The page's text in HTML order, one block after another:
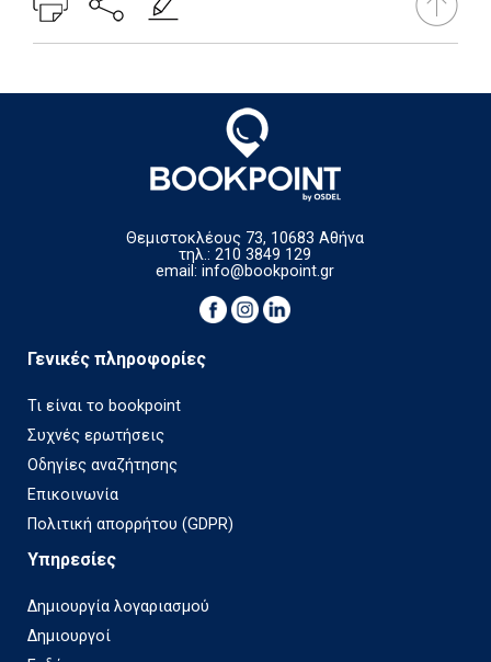
Θεμιστοκλέους 73, 10683 Αθήνα
τηλ.: 210 3849 129
email:info@bookpoint.gr
Γενικές πληροφορίες
Τι είναι το bookpoint
Συχνές ερωτήσεις
Οδηγίες αναζήτησης
Επικοινωνία
Πολιτική απορρήτου (GDPR)
Υπηρεσίες
Δημιουργία λογαριασμού
Δημιουργοί